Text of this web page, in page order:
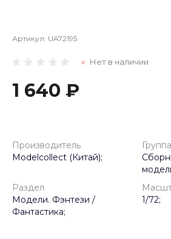
Артикул: UA72195
Нет в наличии
1 640 ₽
Производитель
Modelcollect (Китай);
Группа
Раздел
Модели. Фэнтези /
Фантастика;
1/72;